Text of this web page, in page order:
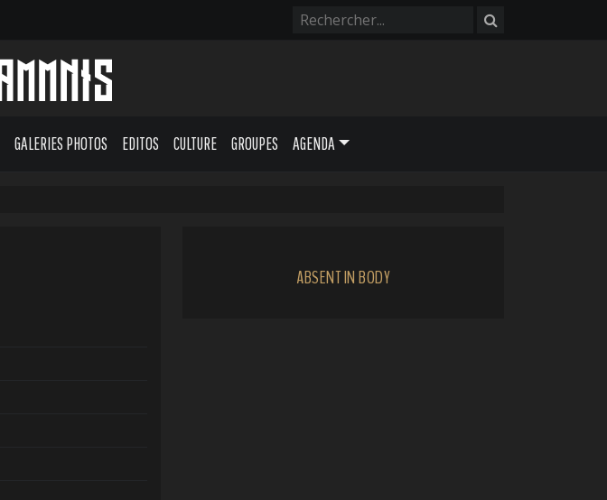
GALERIES PHOTOS EDITOS CULTURE GROUPES AGENDA
ABSENT IN BODY